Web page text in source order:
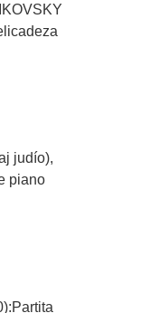
judío),
piano